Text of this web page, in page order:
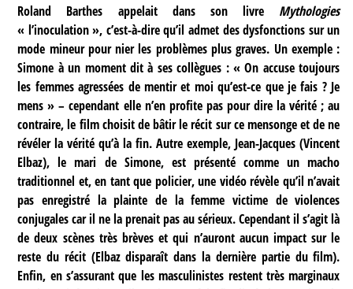
Roland Barthes appelait dans son livre Mythologies
« l’inoculation », c’est-à-dire qu’il admet des dysfonctions sur un
mode mineur pour nier les problèmes plus graves. Un exemple :
Simone à un moment dit à ses collègues : « On accuse toujours
les femmes agressées de mentir et moi qu’est-ce que je fais ? Je
mens » – cependant elle n’en profite pas pour dire la vérité ; au
contraire, le film choisit de bâtir le récit sur ce mensonge et de ne
révéler la vérité qu’à la fin. Autre exemple, Jean-Jacques (Vincent
Elbaz), le mari de Simone, est présenté comme un macho
traditionnel et, en tant que policier, une vidéo révèle qu’il n’avait
pas enregistré la plainte de la femme victime de violences
conjugales car il ne la prenait pas au sérieux. Cependant il s’agit là
de deux scènes très brèves et qui n’auront aucun impact sur le
reste du récit (Elbaz disparaît dans la dernière partie du film).
Enfin, en s’assurant que les masculinistes restent très marginaux